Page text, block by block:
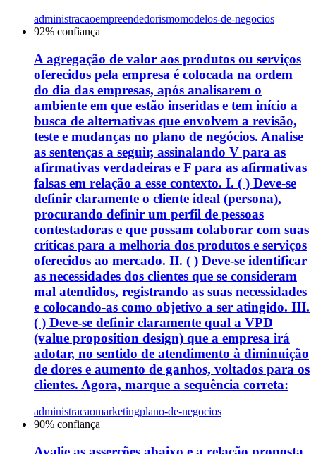
administracaoempreendedorismomodelos-de-negocios
92% confiança
A agregação de valor aos produtos ou serviços
oferecidos pela empresa é colocada na ordem
do dia das empresas, após analisarem o
ambiente em que estão inseridas e tem início a
busca de alternativas que envolvem a revisão,
teste e mudanças no plano de negócios. Analise
as sentenças a seguir, assinalando V para as
afirmativas verdadeiras e F para as afirmativas
falsas em relação a esse contexto. I. ( ) Deve-se
definir claramente o cliente ideal (persona),
procurando definir um perfil de pessoas
contestadoras e que possam colaborar com suas
críticas para a melhoria dos produtos e serviços
oferecidos ao mercado. II. ( ) Deve-se identificar
as necessidades dos clientes que se consideram
mal atendidos, registrando as suas necessidades
e colocando-as como objetivo a ser atingido. III.
( ) Deve-se definir claramente qual a VPD
(value proposition design) que a empresa irá
adotar, no sentido de atendimento à diminuição
de dores e aumento de ganhos, voltados para os
clientes. Agora, marque a sequência correta:
administracaomarketingplano-de-negocios
90% confiança